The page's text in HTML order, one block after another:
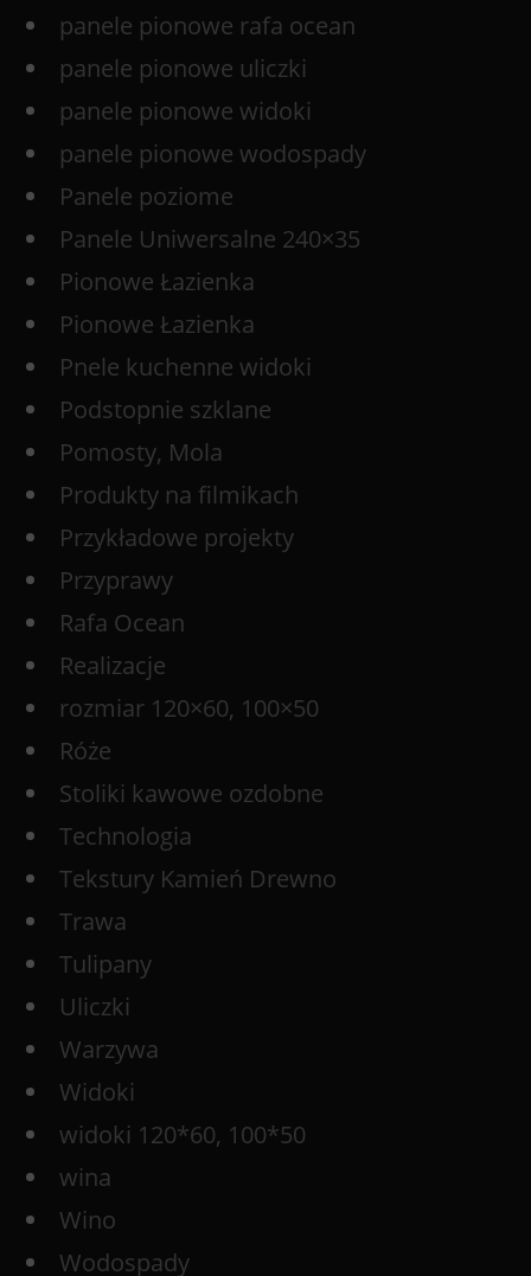
panele pionowe rafa ocean
panele pionowe uliczki
panele pionowe widoki
panele pionowe wodospady
Panele poziome
Panele Uniwersalne 240×35
Pionowe Łazienka
Pionowe Łazienka
Pnele kuchenne widoki
Podstopnie szklane
Pomosty, Mola
Produkty na filmikach
Przykładowe projekty
Przyprawy
Rafa Ocean
Realizacje
rozmiar 120×60, 100×50
Róże
Stoliki kawowe ozdobne
Technologia
Tekstury Kamień Drewno
Trawa
Tulipany
Uliczki
Warzywa
Widoki
widoki 120*60, 100*50
wina
Wino
Wodospady